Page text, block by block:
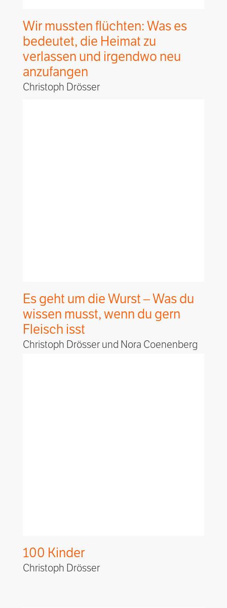
Wir mussten flüchten: Was es
bedeutet, die Heimat zu
verlassen und irgendwo neu
anzufangen
Christoph Drösser
Es geht um die Wurst – Was du
wissen musst, wenn du gern
Fleisch isst
Christoph Drösser und Nora Coenenberg
100 Kinder
Christoph Drösser